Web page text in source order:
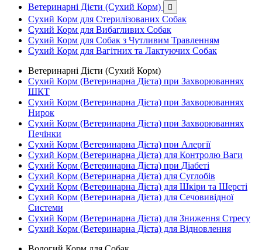
Ветеринарні Дієти (Сухий Корм)

Сухий Корм для Стерилізованих Собак
Сухий Корм для Вибагливих Собак
Сухий Корм для Собак з Чутливим Травленням
Сухий Корм для Вагітних та Лактуючих Собак
Ветеринарні Дієти (Сухий Корм)
Сухий Корм (Ветеринарна Дієта) при Захворюваннях
ШКТ
Сухий Корм (Ветеринарна Дієта) при Захворюваннях
Нирок
Сухий Корм (Ветеринарна Дієта) при Захворюваннях
Печінки
Сухий Корм (Ветеринарна Дієта) при Алергії
Сухий Корм (Ветеринарна Дієта) для Контролю Ваги
Сухий Корм (Ветеринарна Дієта) при Діабеті
Сухий Корм (Ветеринарна Дієта) для Суглобів
Сухий Корм (Ветеринарна Дієта) для Шкіри та Шерсті
Сухий Корм (Ветеринарна Дієта) для Сечовивідної
Системи
Сухий Корм (Ветеринарна Дієта) для Зниження Стресу
Сухий Корм (Ветеринарна Дієта) для Відновлення